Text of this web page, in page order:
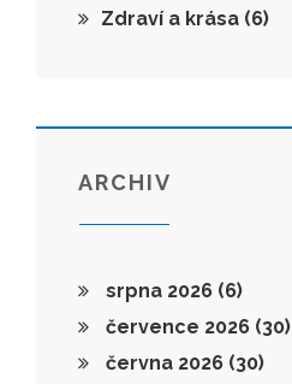
Zdraví a krása (6)
ARCHIV
srpna 2026 (6)
července 2026 (30)
června 2026 (30)